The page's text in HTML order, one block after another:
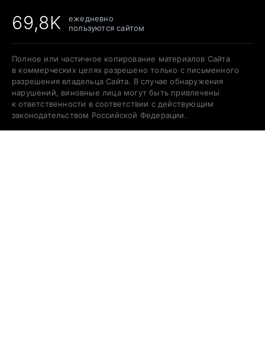
69,8K
ежедневно
пользуются сайтом
Полное или частичное копирование материалов Сайта
в коммерческих целях разрешено только с письменного
разрешения владельца Сайта. В случае обнаружения
нарушений, виновные лица могут быть привлечены
к ответственности в соответствии с действующим
законодательством Российской Федерации.